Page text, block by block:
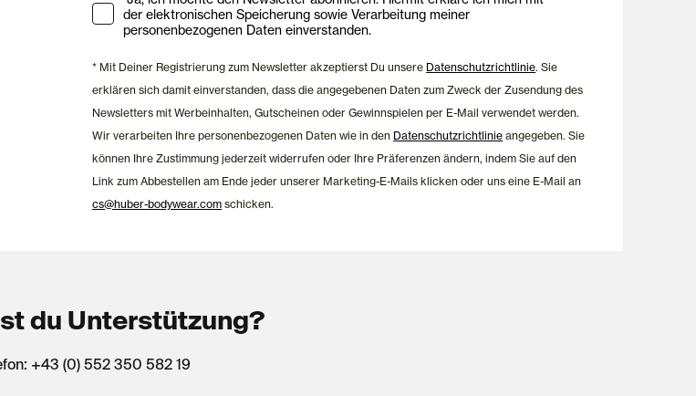
der elektronischen Speicherung sowie Verarbeitung meiner
personenbezogenen Daten einverstanden.
* Mit Deiner Registrierung zum Newsletter akzeptierst Du unsere Datenschutzrichtlinie. Sie
erklären sich damit einverstanden, dass die angegebenen Daten zum Zweck der Zusendung des
Newsletters mit Werbeinhalten, Gutscheinen oder Gewinnspielen per E-Mail verwendet werden.
Wir verarbeiten Ihre personenbezogenen Daten wie in den Datenschutzrichtlinie angegeben. Sie
können Ihre Zustimmung jederzeit widerrufen oder Ihre Präferenzen ändern, indem Sie auf den
Link zum Abbestellen am Ende jeder unserer Marketing-E-Mails klicken oder uns eine E-Mail an
cs@huber-bodywear.com schicken.
du Unterstützung?
+43 (0) 552 350 582 19